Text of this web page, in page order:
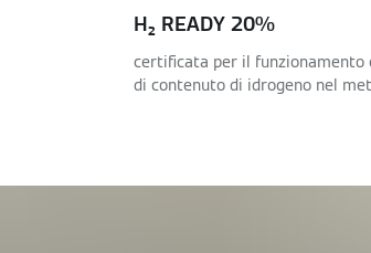
H₂ READY 20%
certificata per il funzionamento
di contenuto di idrogeno nel